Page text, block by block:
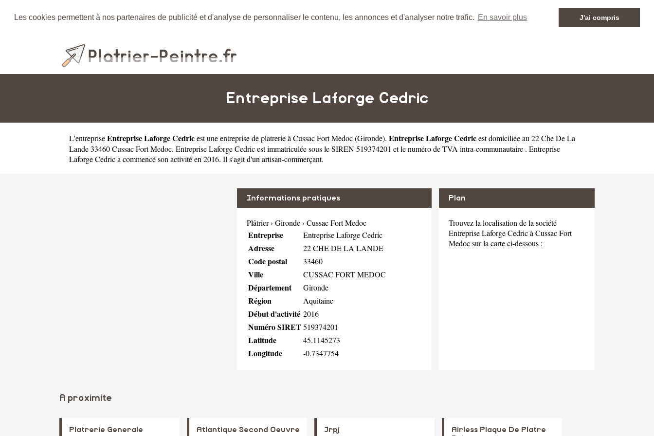
Les cookies permettent à nos partenaires de publicité et d'analyse de personnaliser le contenu, les annonces et d'analyser notre trafic. En savoir plus J'ai compris
Entreprise Laforge Cedric
L'entrepriseEntreprise Laforge Cedricest uneentreprise de platrerie à Cussac Fort Medoc(Gironde). Entreprise Laforge Cedricest domiciliée au 22 Che De La
Lande 33460 Cussac Fort Medoc. Entreprise Laforge Cedric est immatriculée sous le SIREN 519374201 et le numéro de TVA intra-communautaire . Entreprise
Laforge Cedric a commencé son activité en 2016. Il s'agit d'un artisan-commerçant.
Informations pratiques
Plâtrier› Gironde› Cussac Fort Medoc
Entreprise Entreprise Laforge Cedric
Adresse 22 CHE DE LA LANDE
Code postal 33460
Ville CUSSAC FORT MEDOC
Département Gironde
Région Aquitaine
Début d'activité 2016
Numéro SIRET519374201
Latitude 45.1145273
Longitude -0.7347754
Plan
Trouvez la localisation de la société
Entreprise Laforge Cedric à Cussac Fort
Medoc sur la carte ci-dessous :
A proximite
Platrerie Generale Atlantique Second Oeuvre Jrpj
Airless Plaque De Platre